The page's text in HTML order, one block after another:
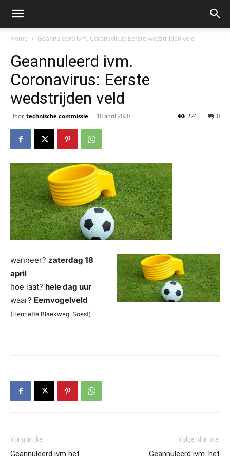
Home Geannuleerd ivm. Coronavirus: Eerste wedstrijden veld
Geannuleerd ivm.
Coronavirus: Eerste
wedstrijden veld
Door technische commissie - 18 april 2020 0
224
wanneer? zaterdag 18
april
hoe laat? hele dag uur
waar? Eemvogelveld
(Henriëtte Blaekweg, Soest)
Vorig artikel
Geannuleerd ivm het
Volgend artikel
Geannuleerd ivm. het